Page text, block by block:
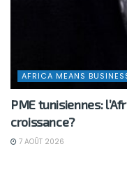
AFRICA MEANS
PME tunisiennes:
croissance?
7 AOÛT 2026